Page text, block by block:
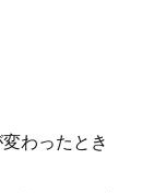
わったとき